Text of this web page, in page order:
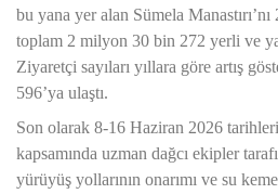
bu yana yer alan Sümela
toplam 2 milyon 30 bin 272 yerli ve
Ziyaretçi sayıları yıllara göre artış
596’ya ulaştı.
Son olarak 8-16 Haziran 2026 tarihleri
kapsamında uzman dağcı ekipler
yürüyüş yollarının onarımı ve su